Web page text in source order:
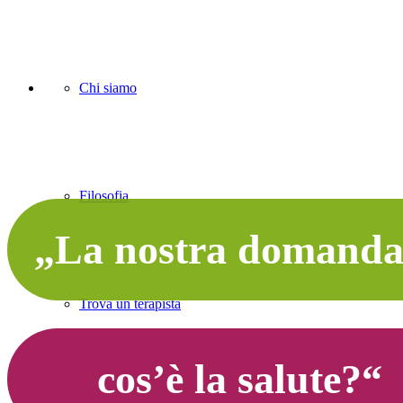
Chi siamo
Filosofia
Trova un terapista
„La nostra
cos’è la salute?“